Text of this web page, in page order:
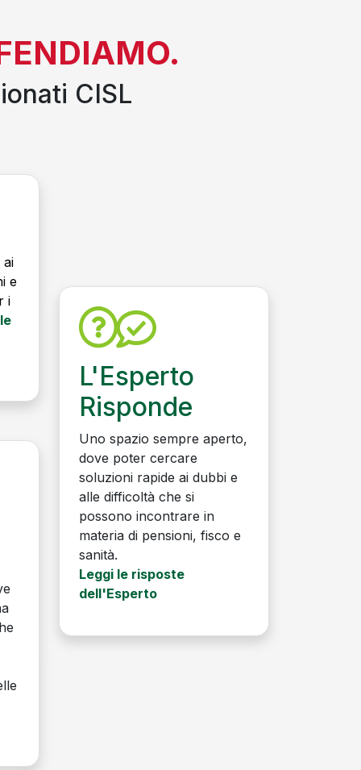
CISL
ai
e
i
L'Esperto
Risponde
Uno spazio sempre aperto,
dove poter cercare
soluzioni rapide ai dubbi e
alle difficoltà che si
possono incontrare in
materia di pensioni, fisco e
sanità.
Leggi le risposte
dell'Esperto